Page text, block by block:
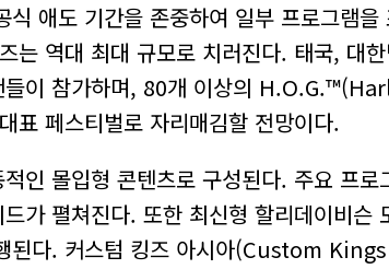
애도 기간을 존중하여 일부 프로그램
는 역대 최대 규모로 치러진다. 태국,
들이 참가하며, 80개 이상의
표 페스티벌로 자리매김할 전망이다.
인 몰입형 콘텐츠로 구성된다. 주요
드가 펼쳐진다. 또한 최신형 할리데이
된다. 커스텀 킹즈 아시아(Custom